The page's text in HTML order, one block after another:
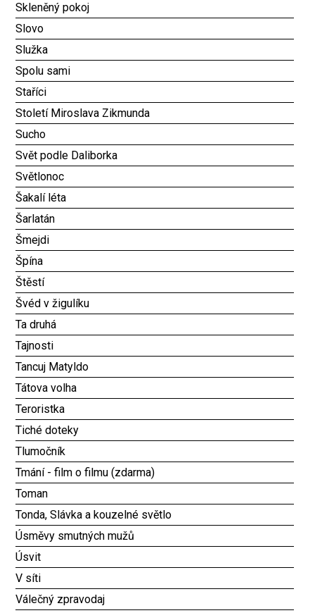
Skleněný pokoj
Slovo
Služka
Spolu sami
Staříci
Století Miroslava Zikmunda
Sucho
Svět podle Daliborka
Světlonoc
Šakalí léta
Šarlatán
Šmejdi
Špína
Štěstí
Švéd v žigulíku
Ta druhá
Tajnosti
Tancuj Matyldo
Tátova volha
Teroristka
Tiché doteky
Tlumočník
Tmání - film o filmu (zdarma)
Toman
Tonda, Slávka a kouzelné světlo
Úsměvy smutných mužů
Úsvit
V síti
Válečný zpravodaj